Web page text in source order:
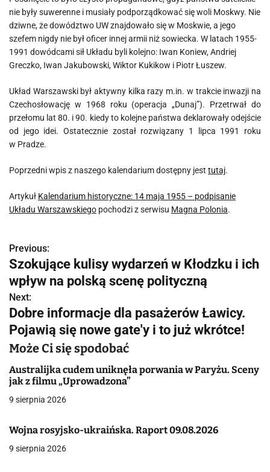
nie były suwerenne i musiały podporządkować się woli Moskwy. Nie
dziwne, że dowództwo UW znajdowało się w Moskwie, a jego
szefem nigdy nie był oficer innej armii niż sowiecka. W latach 1955-
1991 dowódcami sił Układu byli kolejno: Iwan Koniew, Andriej
Greczko, Iwan Jakubowski, Wiktor Kukikow i Piotr Łuszew.
Układ Warszawski był aktywny kilka razy m.in. w trakcie inwazji na
Czechosłowację w 1968 roku (operacja „Dunaj”). Przetrwał do
przełomu lat 80. i 90. kiedy to kolejne państwa deklarowały odejście
od jego idei. Ostatecznie został rozwiązany 1 lipca 1991 roku
w Pradze.
Poprzedni wpis z naszego kalendarium dostępny jest tutaj.
Artykuł Kalendarium historyczne: 14 maja 1955 – podpisanie
Układu Warszawskiego pochodzi z serwisu Magna Polonia.
N
a
w
i
g
a
c
a
Previous:
Szokujące kulisy wydarzeń w Kłodzku i ich
wpływ na polską scenę polityczną
Next:
Dobre informacje dla pasażerów Ławicy.
Pojawią się nowe gate'y i to już wkrótce!
Może Ci się spodobać
Australijka cudem uniknęła porwania w Paryżu. Sceny
jak z filmu „Uprowadzona”
9 sierpnia 2026
Wojna rosyjsko-ukraińska. Raport 09.08.2026
9 sierpnia 2026